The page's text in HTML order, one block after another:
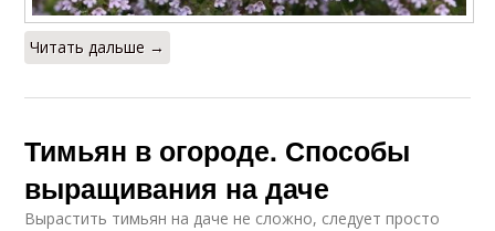
Читать дальше →
Тимьян в огороде. Способы
выращивания на даче
Вырастить тимьян на даче не сложно, следует просто